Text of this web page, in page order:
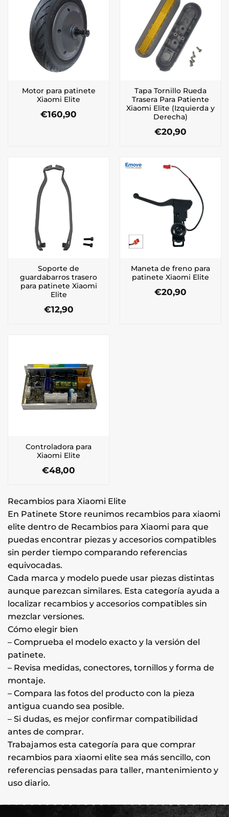
Motor para patinete
Xiaomi Elite
€160,90
Tapa Tornillo Rueda
Trasera Para Patiente
Xiaomi Elite (Izquierda y
Derecha)
€20,90
Soporte de
guardabarros trasero
para patinete Xiaomi
Elite
€12,90
Maneta de freno para
patinete Xiaomi Elite
€20,90
Controladora para
Xiaomi Elite
€48,00
Recambios para Xiaomi Elite
En Patinete Store reunimos recambios para xiaomi
elite dentro de Recambios para Xiaomi para que
puedas encontrar piezas y accesorios compatibles
sin perder tiempo comparando referencias
equivocadas.
Cada marca y modelo puede usar piezas distintas
aunque parezcan similares. Esta categoría ayuda a
localizar recambios y accesorios compatibles sin
mezclar versiones.
Cómo elegir bien
– Comprueba el modelo exacto y la versión del
patinete.
– Revisa medidas, conectores, tornillos y forma de
montaje.
– Compara las fotos del producto con la pieza
antigua cuando sea posible.
– Si dudas, es mejor confirmar compatibilidad
antes de comprar.
Trabajamos esta categoría para que comprar
recambios para xiaomi elite sea más sencillo, con
referencias pensadas para taller, mantenimiento y
uso diario.